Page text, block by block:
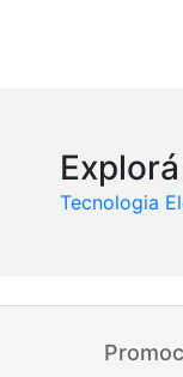
Tecnologia